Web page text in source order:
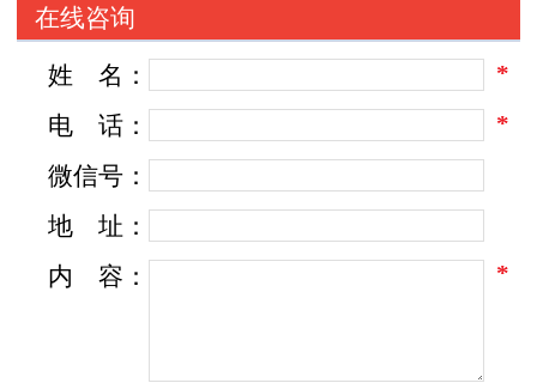
中，都渗透了手工精细、质素及矢志追求美感的
精品艺术。人手缝线、精致手工、麖皮细节及个
性化配件，LORO PIANA稳占奢华精品市场的地
Loro Piana素以山羊绒(cashmere)为设计重
心，不论是研发新种布料，或是设计新的衣饰，
在线咨询
姓
名：
*
电
话：
*
微信号：
地
址：
内
容： *